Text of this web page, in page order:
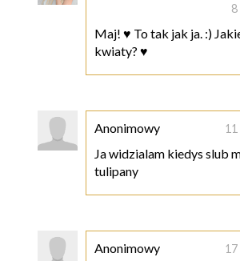
Maj! ♥ To tak jak ja. :)
kwiaty? ♥
Anonimowy
Ja widzialam kiedys slub
tulipany
Anonimowy